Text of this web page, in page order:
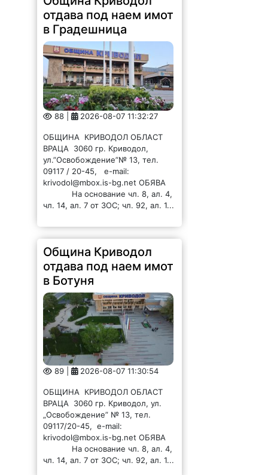
отдава под наем имот
в Градешница
88 | 2026-08-07 11:32:27
ОБЩИНА КРИВОДОЛ ОБЛАСТ
ВРАЦА 3060 гр. Криводол,
ул.”Освобождение”№ 13, тел.
09117 / 20-45, e-mail:
krivodol@mbox.is-bg.net ОБЯВА
На основание чл. 8, ал. 4,
чл. 14, ал. 7 от ЗОС; чл. 92, ал. 1...
Община Криводол
отдава под наем имот
в Ботуня
89 | 2026-08-07 11:30:54
ОБЩИНА КРИВОДОЛ ОБЛАСТ
ВРАЦА 3060 гр. Криводол, ул.
„Освобождение” № 13, тел.
09117/20-45, e-mail:
krivodol@mbox.is-bg.net ОБЯВА
На основание чл. 8, ал. 4,
чл. 14, ал. 7 от ЗОС; чл. 92, ал. 1...